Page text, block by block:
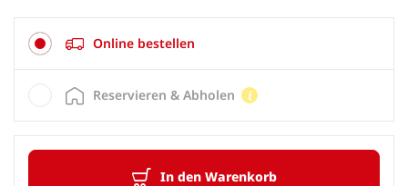
Online bestellen
In den Warenkorb
Reservieren & Abholen